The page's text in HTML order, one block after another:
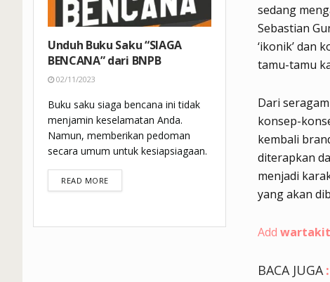
sedang
Sebastian
‘ikonik’ dan
tamu-tamu
Dari
konsep-
kembali
diterapkan
menjadi
yang akan
Add
BACA JUGA :
Unduh Buku Saku “SIAGA
BENCANA” dari BNPB
02/11/2023
Buku saku siaga bencana ini tidak
menjamin keselamatan Anda.
Namun, memberikan pedoman
secara umum untuk kesiapsiagaan.
READ MOREDETAILS